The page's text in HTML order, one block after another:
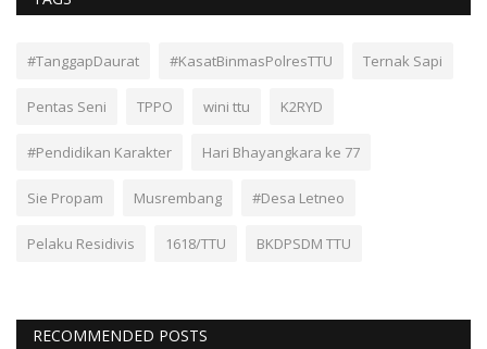
#TanggapDaurat #KasatBinmasPolresTTU Ternak Sapi
Pentas Seni TPPO wini ttu K2RYD
#Pendidikan Karakter Hari Bhayangkara ke 77
Sie Propam Musrembang #Desa Letneo
Pelaku Residivis 1618/TTU BKDPSDM TTU
RECOMMENDED POSTS